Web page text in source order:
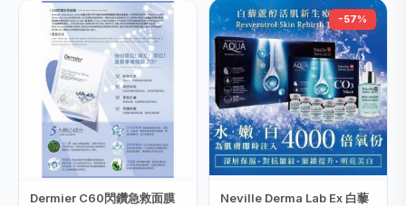
Dermier C60閃鑽急救面膜
-57%
Neville Derma Lab Ex 白藜